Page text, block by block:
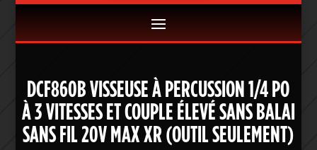
DCF860B VISSEUSE À PERCUSSION 1/4 PO
À 3 VITESSES ET COUPLE ÉLEVÉ SANS BALAI
SANS FIL 20V MAX XR (OUTIL SEULEMENT)